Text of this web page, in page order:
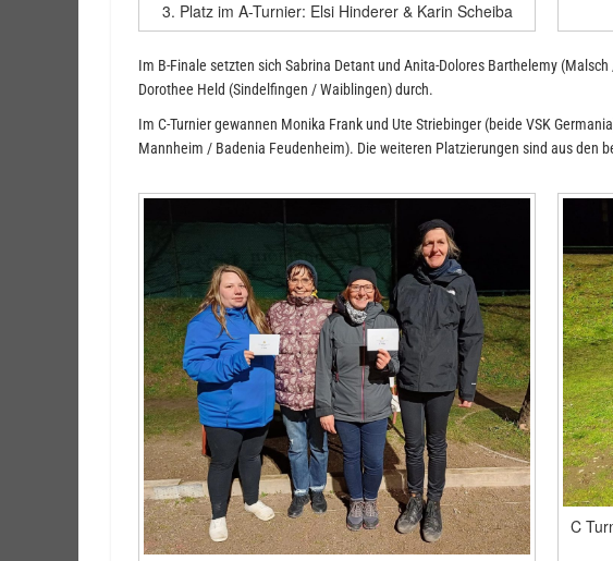
3. Platz im A-Turnier: Elsi Hinderer & Karin Scheiba
Im B-Finale setzten sich Sabrina Detant und Anita-Dolores Barthelemy
Dorothee Held (Sindelfingen / Waiblingen) durch.
Im C-Turnier gewannen Monika Frank und Ute Striebinger (beide VSK
Mannheim / Badenia Feudenheim). Die weiteren Platzierungen sind aus den
C